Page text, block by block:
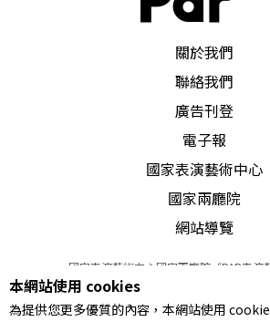
關於我們
聯絡我們
廣告刊登
電子報
國家表演藝術中心
國家兩廳院
網站導覽
國家表演藝術中心國家兩廳院《PAR表演
© 2022Performing arts redefined. All
統一編號 Tax Id number
本網站使用 cookies
為提供您更多優質的內容，本網站使用